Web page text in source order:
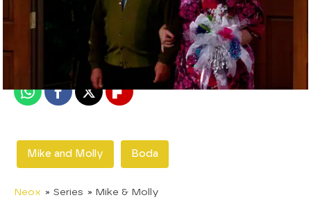
neox
12 de febrero de 2018, 13:13
WhatsappFacebook
X Flipboard
Mike and Molly Boda
Neox » Series » Mike & Molly